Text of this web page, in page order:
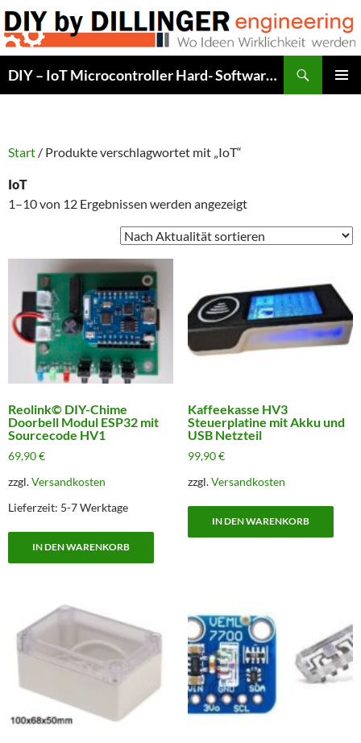
Zum
Inhalt
springen
DIY – IoT Microcontroller Hard- Software Development
Start / Produkte verschlagwortet mit „IoT“
IoT
1–10 von 12 Ergebnissen werden angezeigtNach
sortiert
Reolink© DIY-Chime
Doorbell Modul ESP32 mit
Sourcecode HV1
69,90€
zzgl.Versandkosten
Lieferzeit: 5-7 Werktage
IN DEN WARENKORB
Kaffeekasse HV3
Steuerplatine mit Akku und
USB Netzteil
99,90€
zzgl.Versandkosten
IN DEN WARENKORB